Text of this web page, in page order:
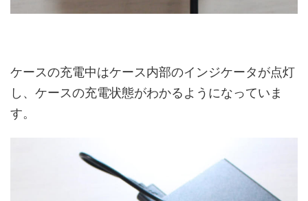
ケースの充電中はケース内部のインジケータが点灯
し、ケースの充電状態がわかるようになっていま
す。